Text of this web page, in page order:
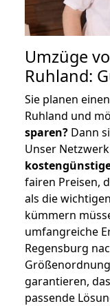
Umzüge
Ruhland:
Sie planen
Ruhland und
sparen? Dann
Unser
fairen Preisen,
als die
kümmern
umfangreiche
Regensburg
garantieren,
passende